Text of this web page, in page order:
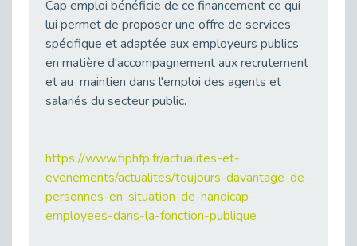
Publié le 01/05/2026
Témoignage : Le parcours de Marc, 44 ans
Publié le 30/04/2026
Publié le 29/04/2026
Publié le 27/04/2026
Mobilisation pour l’alternance et le handicap
Publié le 24/04/2026
Cap emploi bénéficie de ce financement ce qui
lui permet de proposer une offre de services
spécifique et adaptée aux employeurs publics
en matière d'accompagnement aux recrutement
et au maintien dans l'emploi des agents et
salariés du secteur public.
https://www.fiphfp.fr/actualites-et-
evenements/actualites/toujours-davantage-de-
personnes-en-situation-de-handicap-
employees-dans-la-fonction-publique